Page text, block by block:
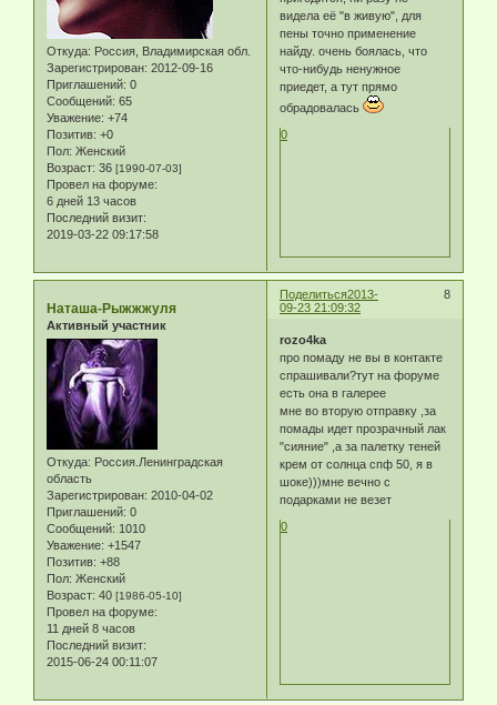
Откуда: Россия, Владимирская обл.
Зарегистрирован: 2012-09-16
Приглашений: 0
Сообщений: 65
Уважение: +74
Позитив: +0
Пол: Женский
Возраст: 36 [1990-07-03]
Провел на форуме:
6 дней 13 часов
Последний визит:
2019-03-22 09:17:58
видела её "в живую", для
пены точно применение
найду. очень боялась, что
что-нибудь ненужное
приедет, а тут прямо
обрадовалась
0
Поделиться 8
2013-
09-23 21:09:32
Наташа-Рыжжжуля
Активный участник
Откуда: Россия.Ленинградская
область
Зарегистрирован: 2010-04-02
Приглашений: 0
Сообщений: 1010
Уважение: +1547
Позитив: +88
Пол: Женский
Возраст: 40 [1986-05-10]
Провел на форуме:
11 дней 8 часов
Последний визит:
2015-06-24 00:11:07
rozo4ka
про помаду не вы в контакте
спрашивали?тут на форуме
есть она в галерее
мне во вторую отправку ,за
помады идет прозрачный лак
"сияние" ,а за палетку теней
крем от солнца спф 50, я в
шоке)))мне вечно с
подарками не везет
0